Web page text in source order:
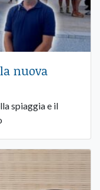
nuova
spiaggia e il